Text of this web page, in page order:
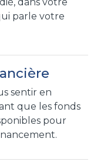
dans votre
parle votre
sentir en
que les fonds
pour